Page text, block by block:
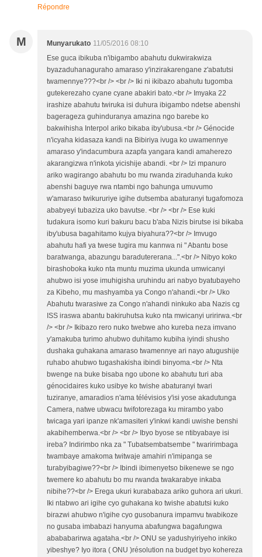
Répondre
M Munyarukato 11/05/2016 08:10
Ese guca ibikuba n'ibigambo abahutu dukwirakwiza
byazaduhanaguraho amaraso y'inzirakarengane z'abatutsi
twamennye???<br /> <br /> Iki ni ikibazo abahutu tugomba
gutekerezaho cyane cyane abakiri bato.<br /> Imyaka 22
irashize abahutu twiruka isi duhura ibigambo ndetse abenshi
bagerageza guhinduranya amazina ngo barebe ko
bakwihisha Interpol ariko bikaba iby'ubusa.<br /> Génocide
n'icyaha kidasaza kandi na Bibiriya ivuga ko uwamennye
amaraso y'indacumbura azapfa yangara kandi amaherezo
akarangizwa n'inkota yicishije abandi. <br /> Izi mpanuro
ariko wagirango abahutu bo mu rwanda ziraduhanda kuko
abenshi baguye rwa ntambi ngo bahunga umuvumo
w'amaraso twikururiye igihe dutsemba abaturanyi tugafomoza
ababyeyi tubaziza uko bavutse. <br /> <br /> Ese kuki
tudakura isomo kuri bakuru bacu b'aba Nizis birutse isi bikaba
iby'ubusa bagahitamo kujya biyahura??<br /> Imvugo
abahutu hafi ya twese tugira mu kannwa ni " Abantu bose
baratwanga, abazungu baradutererana...".<br /> Nibyo koko
birashoboka kuko nta muntu muzima ukunda umwicanyi
ahubwo isi yose imuhigisha uruhindu ari nabyo byatubayeho
za Kibeho, mu mashyamba ya Congo n'ahandi.<br /> Uko
Abahutu twarasiwe za Congo n'ahandi ninkuko aba Nazis cg
ISS iraswa abantu bakiruhutsa kuko nta mwicanyi uririrwa.<br
/> <br /> Ikibazo rero nuko twebwe aho kureba neza imvano
y'amakuba turimo ahubwo duhitamo kubiha iyindi shusho
dushaka guhakana amaraso twamennye ari nayo atugushije
ruhabo ahubwo tugashakisha ibindi binyoma.<br /> Nta
bwenge na buke bisaba ngo ubone ko abahutu turi aba
génocidaires kuko usibye ko twishe abaturanyi twari
tuziranye, amaradios n'ama télévisios y'isi yose akadutunga
Camera, natwe ubwacu twifotorezaga ku mirambo yabo
twicaga yari ipanze nk'amasiteri y'inkwi kandi uwishe benshi
akabihemberwa.<br /> <br /> Ibyo byose se ntibyabaye isi
ireba? Indirimbo nka za " Tubatsembatsembe " twaririmbaga
twambaye amakoma twitwaje amahiri n'imipanga se
turabyibagiwe??<br /> Ibindi ibimenyetso bikenewe se ngo
twemere ko abahutu bo mu rwanda twakarabye inkaba
nibihe??<br /> Erega ukuri kurababaza ariko guhora ari ukuri.
Iki ntabwo ari igihe cyo guhakana ko twishe abatutsi kuko
birazwi ahubwo n'igihe cyo gusobanura impamvu twabikoze
no gusaba imbabazi hanyuma abafungwa bagafungwa
abababarirwa agataha.<br /> ONU se yadushyiriyeho inkiko
yibeshye? Iyo itora ( ONU )résolution na budget byo kohereza